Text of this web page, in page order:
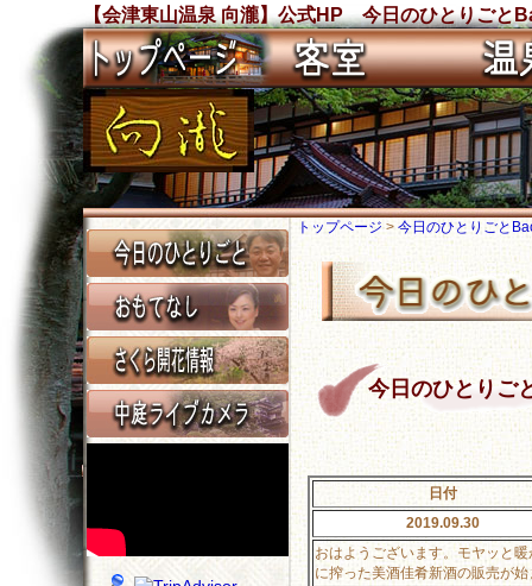
【会津東山温泉 向瀧】公式HP 今日のひとりごと
トップページ> 今日のひとりごと
今日のひとりご
日付
2019.09.30
おはようございます。モヤッと
に搾った美酒佳肴新酒の販売が